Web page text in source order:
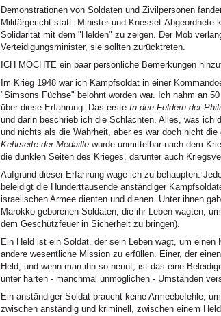
Demonstrationen von Soldaten und Zivilpersonen
Militärgericht statt. Minister und Knesset-Abgeordnete
Solidarität mit dem "Helden" zu zeigen. Der Mob
Verteidigungsminister, sie sollten zurücktreten.
ICH MÖCHTE ein paar persönliche Bemerkungen
Im Krieg 1948 war ich Kampfsoldat in einer
"Simsons Füchse" belohnt worden war. Ich nahm an
über diese Erfahrung. Das erste In den Feldern der
und darin beschrieb ich die Schlachten. Alles, was ich
und nichts als die Wahrheit, aber es war doch nicht
Kehrseite der Medaille wurde unmittelbar nach dem
die dunklen Seiten des Krieges, darunter auch
Aufgrund dieser Erfahrung wage ich zu behaupten:
beleidigt die Hunderttausende anständiger
israelischen Armee dienten und dienen. Unter ihnen
Marokko geborenen Soldaten, die ihr Leben wagten,
dem Geschützfeuer in Sicherheit zu bringen).
Ein Held ist ein Soldat, der sein Leben wagt, um einen
andere wesentliche Mission zu erfüllen. Einer, der
Held, und wenn man ihn so nennt, ist das eine
unter harten - manchmal unmöglichen - Umständen
Ein anständiger Soldat braucht keine Armeebefehle,
zwischen anständig und kriminell, zwischen einem